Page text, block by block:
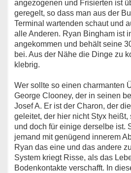
angezogenen und Frisierten ist
geregelt, so dass man aus der
Terminal wartenden schaut und
alle Anderen. Ryan Bingham ist
angekommen und behält seine
bei. Aus der Nähe die Dinge zu
klebrig.
Wer sollte so einen charmanten
George Clooney, der in seinen
Josef A. Er ist der Charon, der
geleitet, der hier nicht Styx
und doch für einige derselbe ist.
jemand mit genügend innerem
Ryan das eine und das andere
System kriegt Risse, als das
Bodenkontakte verschafft. In